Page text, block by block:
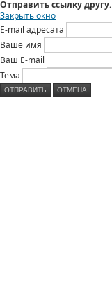
Отправить ссылку другу.
Закрыть окно
E-mail адресата
Ваше имя
Ваш E-mail
Тема
ОТПРАВИТЬ ОТМЕНА